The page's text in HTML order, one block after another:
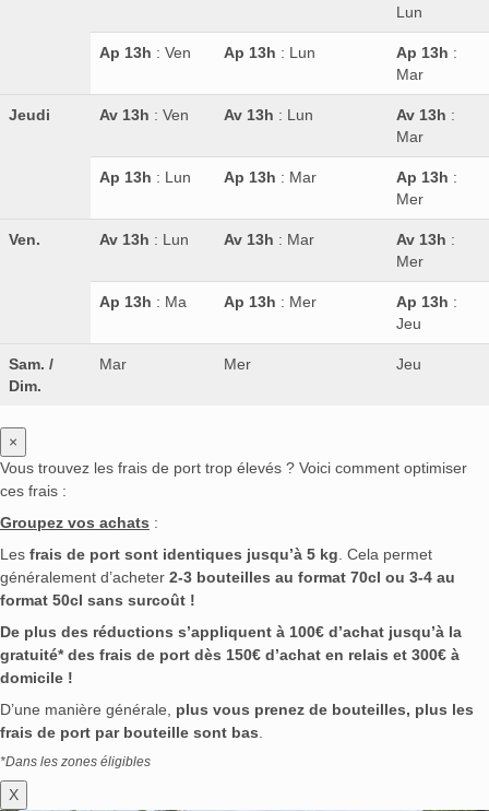
Lun
Ap 13h : Ven Ap 13h : Lun Ap 13h :
Mar
Jeudi Av 13h : Ven Av 13h : Lun Av 13h :
Mar
Ap 13h : Lun Ap 13h : Mar Ap 13h :
Mer
Ven. Av 13h : Lun Av 13h : Mar Av 13h :
Mer
Ap 13h : Ma Ap 13h : Mer Ap 13h :
Jeu
Sam. /
Dim.
Mar Mer Jeu
×
Vous trouvez les frais de port trop élevés ? Voici comment optimiser
ces frais :
Groupez vos achats :
Les frais de port sont identiques jusqu’à 5 kg . Cela permet
généralement d’acheter 2-3 bouteilles au format 70cl ou 3-4 au
format 50cl sans surcoût !
De plus des réductions s’appliquent à 100€ d’achat jusqu’à la
gratuité* des frais de port dès 150€ d’achat en relais et 300€ à
domicile !
D’une manière générale, plus vous prenez de bouteilles, plus les
frais de port par bouteille sont bas
*Dans les zones éligibles
X